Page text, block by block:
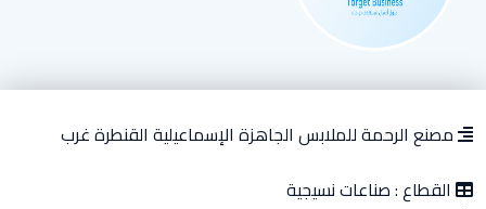
مصنع الرحمة للملابس الجاهزة الإسماعيلية القنطرة غرب
القطاع :صناعات نسيجية